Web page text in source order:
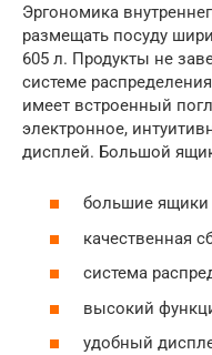
Эргономика
размещать посуду
605 л. Продукты не
системе
имеет встроенный
электронное,
дисплей. Большой
большие ящики
качественная
система
высокий
удобный